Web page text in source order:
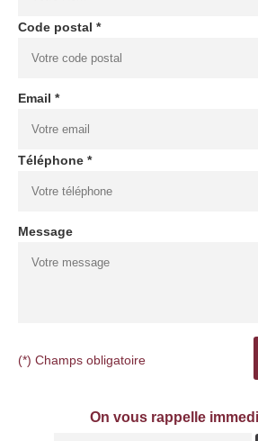
Code postal *
Email *
Téléphone *
Message
(*) Champs obligatoire
On vous rappelle